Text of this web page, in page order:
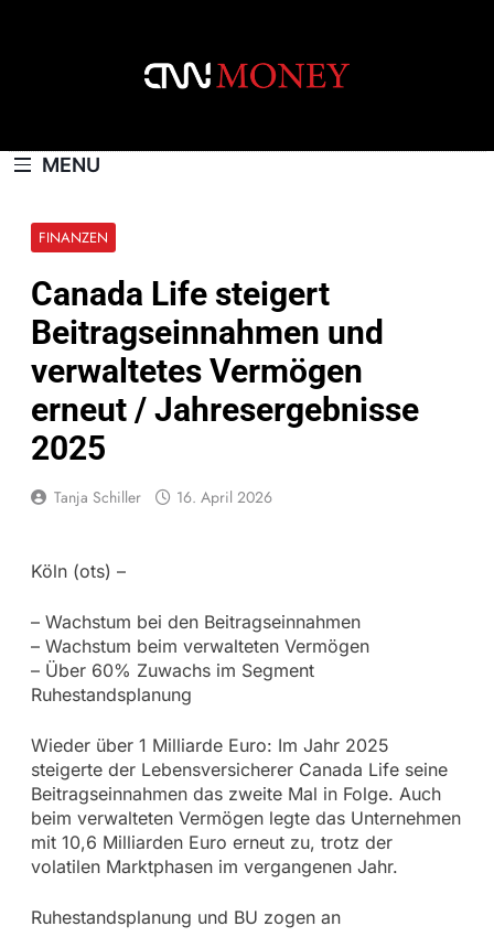
MENU
FINANZEN
Canada Life steigert
Beitragseinnahmen und
verwaltetes Vermögen
erneut / Jahresergebnisse
2025
Tanja Schiller 16. April 2026
Köln (ots) –
– Wachstum bei den Beitragseinnahmen
– Wachstum beim verwalteten Vermögen
– Über 60% Zuwachs im Segment
Ruhestandsplanung
Wieder über 1 Milliarde Euro: Im Jahr 2025
steigerte der Lebensversicherer Canada Life seine
Beitragseinnahmen das zweite Mal in Folge. Auch
beim verwalteten Vermögen legte das Unternehmen
mit 10,6 Milliarden Euro erneut zu, trotz der
volatilen Marktphasen im vergangenen Jahr.
Ruhestandsplanung und BU zogen an